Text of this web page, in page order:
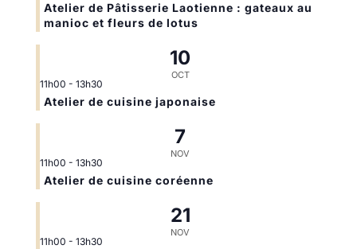
Atelier de Pâtisserie Laotienne : gateaux au
manioc et fleurs de lotus
10
OCT
11h00 - 13h30
Atelier de cuisine japonaise
7
NOV
11h00 - 13h30
Atelier de cuisine coréenne
21
NOV
11h00 - 13h30